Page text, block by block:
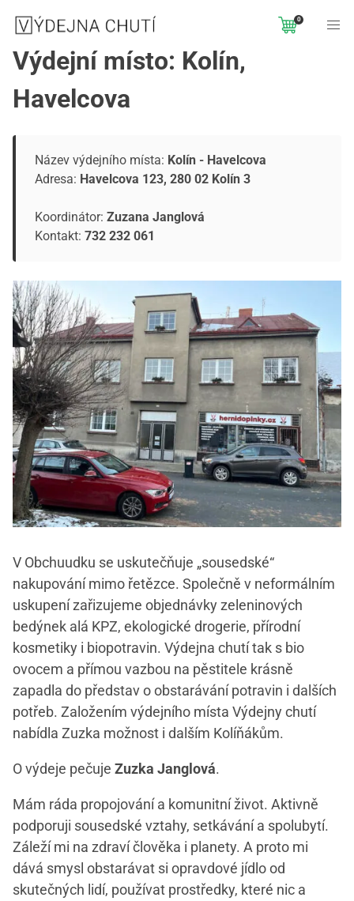
0
Výdejní místo: Kolín,
Havelcova
Název výdejního místa: Kolín - Havelcova
Adresa: Havelcova 123, 280 02 Kolín 3
Koordinátor: Zuzana Janglová
Kontakt: 732 232 061
V Obchuudku se uskutečňuje „sousedské“
nakupování mimo řetězce. Společně v neformálním
uskupení zařizujeme objednávky zeleninových
bedýnek alá KPZ, ekologické drogerie, přírodní
kosmetiky i biopotravin. Výdejna chutí tak s bio
ovocem a přímou vazbou na pěstitele krásně
zapadla do představ o obstarávání potravin i dalších
potřeb. Založením výdejního místa Výdejny chutí
nabídla Zuzka možnost i dalším Kolíňákům.
O výdeje pečuje Zuzka Janglová.
Mám ráda propojování a komunitní život. Aktivně
podporuji sousedské vztahy, setkávání a spolubytí.
Záleží mi na zdraví člověka i planety. A proto mi
dává smysl obstarávat si opravdové jídlo od
skutečných lidí, používat prostředky, které nic a